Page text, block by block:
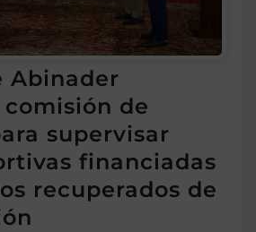
Abinader
de
supervisar
financiadas
recuperados de